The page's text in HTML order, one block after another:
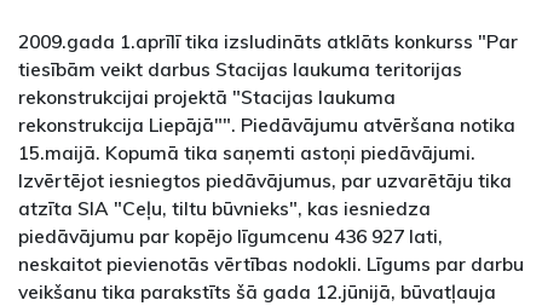
2009.gada 1.aprīlī tika izsludināts atklāts konkurss "Par
tiesībām veikt darbus Stacijas laukuma teritorijas
rekonstrukcijai projektā "Stacijas laukuma
rekonstrukcija Liepājā"". Piedāvājumu atvēršana notika
15.maijā. Kopumā tika saņemti astoņi piedāvājumi.
Izvērtējot iesniegtos piedāvājumus, par uzvarētāju tika
atzīta SIA "Ceļu, tiltu būvnieks", kas iesniedza
piedāvājumu par kopējo līgumcenu 436 927 lati,
neskaitot pievienotās vērtības nodokli. Līgums par darbu
veikšanu tika parakstīts šā gada 12.jūnijā, būvatļauja